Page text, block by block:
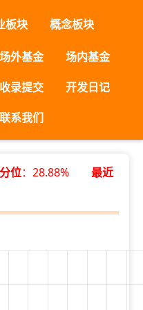
板块 概念板块
场外基金
场内基金
收录提交
开发日记
联系我们
位：28.88% 最近